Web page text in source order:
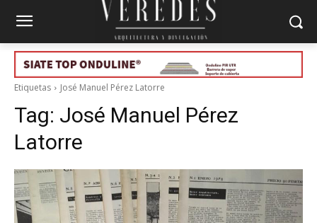
Etiquetas José Manuel Pérez Latorre
Tag: José Manuel Pérez
Latorre